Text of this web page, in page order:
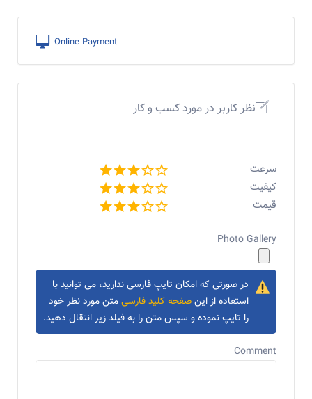
Online Payment
نظر کاربر در مورد کسب و کار
سرعت
کیفیت
قیمت
Photo Gallery
در صورتی که امکان تایپ فارسی ندارید، می توانید با
استفاده از اینصفحه کلید فارسیمتن مورد نظر خود
را تایپ نموده و سپس متن را به فیلد زیر انتقال دهید.
Comment